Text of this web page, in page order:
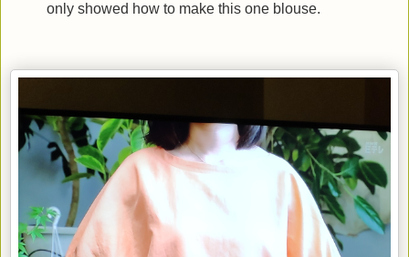
only showed how to make this one blouse.